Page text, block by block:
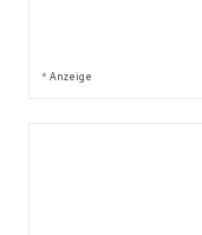
* Anzeige